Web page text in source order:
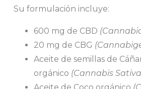
Su formulación incluye:
600 mg de CBD
20 mg de CBG
Aceite de semillas de
orgánico (Cannabis